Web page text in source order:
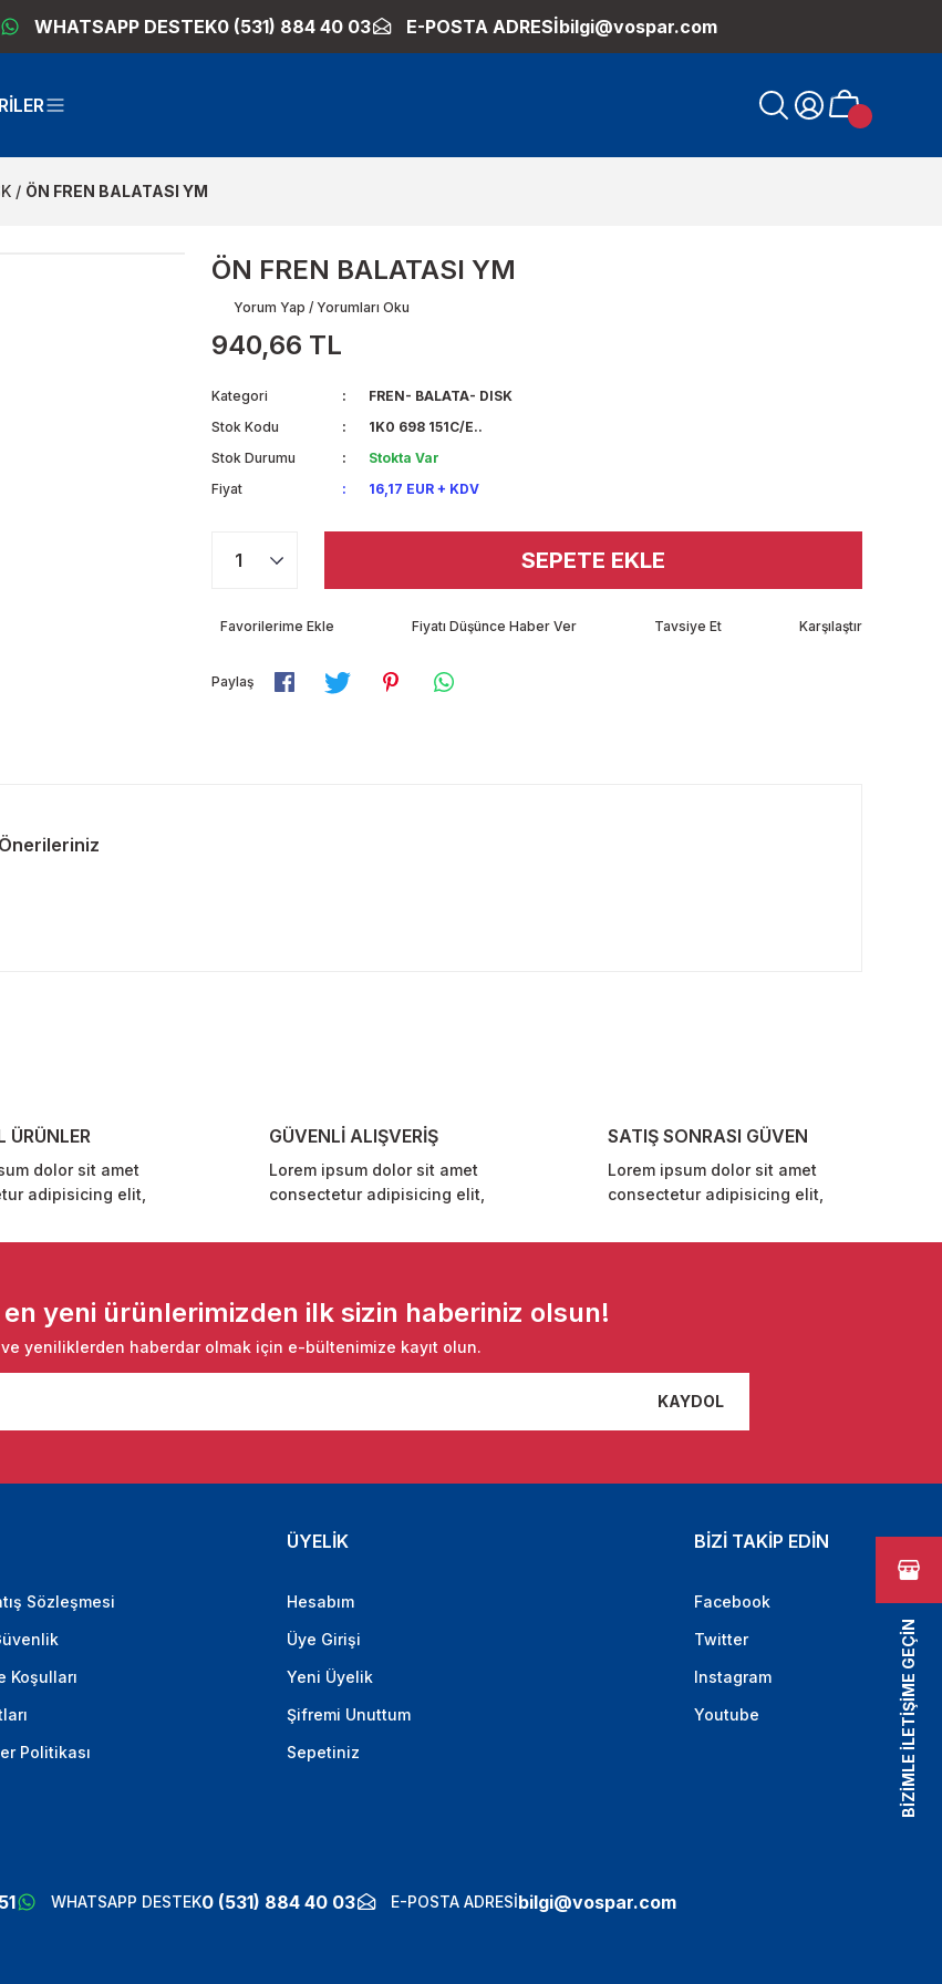
WHATSAPP DESTEK0 (531) 884 40 03 E-POSTA ADRESİbilgi@vospar.com
ÖN FREN BALATASI YM
ÖN FREN BALATASI YM
Yorum Yap / Yorumları Oku
940,66 TL
Kategori
FREN- BALATA- DISK
Stok Kodu
1K0 698 151C/E..
Stok Durumu
Stokta Var
Fiyat
16,17 EUR + KDV
SEPETE EKLE
Fiyatı Düşünce Haber Ver Tavsiye Et Karşılaştır
Paylaş
Önerileriniz
ÜRÜNLER
dolor sit amet
adipisicing elit,
GÜVENLİ ALIŞVERİŞ
Lorem ipsum dolor sit amet
consectetur adipisicing elit,
SATIŞ SONRASI GÜVEN
Lorem ipsum dolor sit amet
consectetur adipisicing elit,
yeni ürünlerimizden ilk sizin haberiniz olsun!
yeniliklerden haberdar olmak için e-bültenimize kayıt olun.
KAYDOL
Sözleşmesi
Koşulları
Politikası
ÜYELİK
Hesabım
Üye Girişi
Yeni Üyelik
Şifremi Unuttum
Sepetiniz
BİZİ TAKİP EDİN
Facebook
Twitter
Instagram
Youtube
WHATSAPP DESTEK0 (531) 884 40 03 E-POSTA ADRESİbilgi@vospar.com
BİZİMLE İLETİŞİME GEÇİN